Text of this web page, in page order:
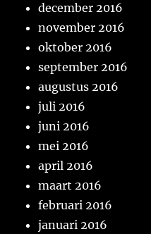
december 2016
november 2016
oktober 2016
september 2016
augustus 2016
juli 2016
juni 2016
mei 2016
april 2016
maart 2016
februari 2016
januari 2016